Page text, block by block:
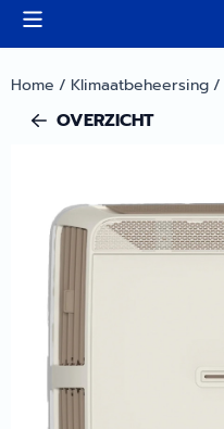
Home / Klimaatbeheersing/
OVERZICHT